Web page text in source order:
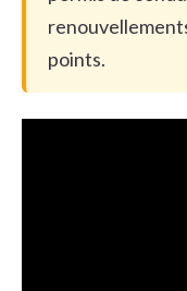
points.